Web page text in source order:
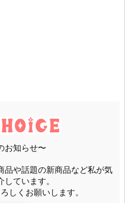
お知らせ〜
品や話題の新商品など私が気
ています。
しくお願いします。